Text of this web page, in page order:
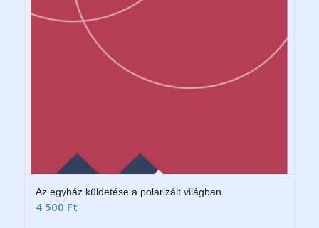
Az egyház küldetése a polarizált világban
4 500 Ft